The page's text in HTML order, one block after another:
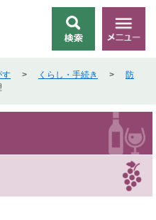
索
メ
ニ
す > くらし・手続き >
防